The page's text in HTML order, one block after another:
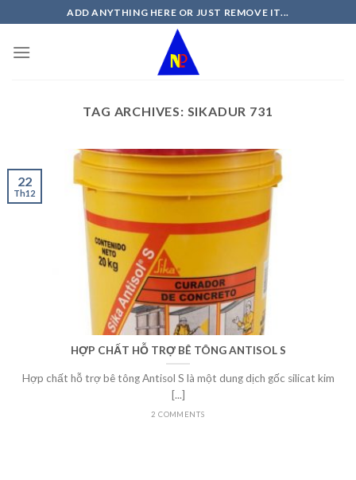
to
content
ADD ANYTHING HERE OR JUST REMOVE IT...
TAG ARCHIVES: SIKADUR 731
HỢP CHẤT HỖ TRỢ BÊ TÔNG ANTISOL S
Hợp chất hỗ trợ bê tông Antisol S là một dung dịch gốc silicat kim
[...]
2 COMMENTS
22
Th12